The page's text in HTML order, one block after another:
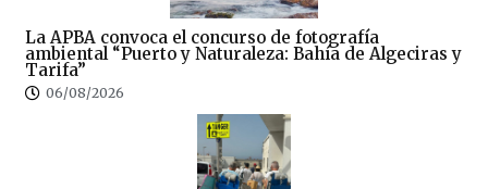
La APBA convoca el concurso de fotografía
ambiental “Puerto y Naturaleza: Bahía de Algeciras y
Tarifa”
06/08/2026